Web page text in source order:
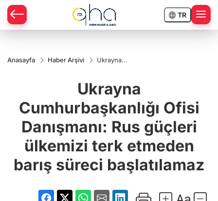
TR
Anasayfa Haber Arşivi
Ukrayna
ülkemizi terk
etmeden barış
süreci
başlatılamaz
Ukrayna
Cumhurbaşkanlığı Ofisi
Danışmanı: Rus güçleri
ülkemizi terk etmeden
barış süreci başlatılamaz